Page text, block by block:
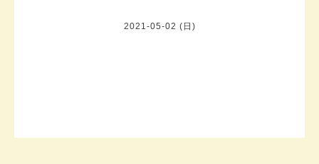
2021-05-02 (日)